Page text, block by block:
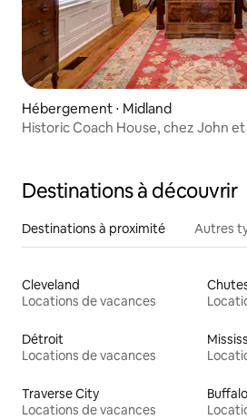
Hébergement ⋅ Midland
Historic Coach House, chez John
Destinations à découvrir
Destinations à proximité Autres
Cleveland
Locations de vacances
Détroit
Locations de vacances
Traverse City
Locations de vacances
Buffalo